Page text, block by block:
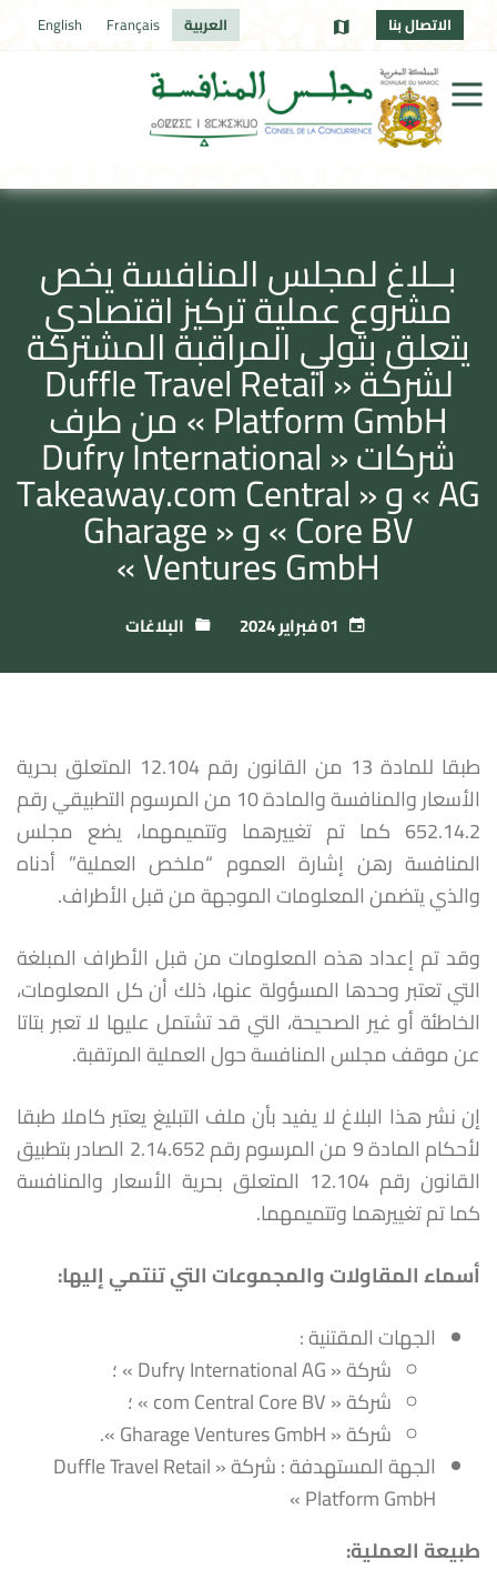
الاتصال بنا العربية Français
English
بــلاغ لمجلس المنافسة يخص
مشروع عملية تركيز اقتصادي
يتعلق بتولي المراقبة المشتركة
لشركة « Duffle Travel Retail
Platform GmbH » من طرف
شركات « Dufry International
AG » و « Takeaway.com Central
Core BV » و « Gharage
Ventures GmbH »
البلاغات
طبقا للمادة 13 من القانون رقم 12.104 المتعلق بحرية
الأسعار والمنافسة والمادة 10 من المرسوم التطبيقي رقم
652.14.2 كما تم تغييرهما وتتميمهما، يضع مجلس
المنافسة رهن إشارة العموم “ملخص العملية” أدناه
والذي يتضمن المعلومات الموجهة من قبل الأطراف.
وقد تم إعداد هذه المعلومات من قبل الأطراف المبلغة
التي تعتبر وحدها المسؤولة عنها، ذلك أن كل المعلومات،
الخاطئة أو غير الصحيحة، التي قد تشتمل عليها لا تعبر بتاتا
عن موقف مجلس المنافسة حول العملية المرتقبة.
إن نشر هذا البلاغ لا يفيد بأن ملف التبليغ يعتبر كاملا طبقا
لأحكام المادة 9 من المرسوم رقم 2.14.652 الصادر بتطبيق
القانون رقم 12.104 المتعلق بحرية الأسعار والمنافسة
كما تم تغييرهما وتتميمهما.
أسماء المقاولات والمجموعات التي تنتمي إليها:
الجهات المقتنية :
شركة « Dufry International AG » ؛
شركة « com Central Core BV » ؛
شركة « Gharage Ventures GmbH ».
الجهة المستهدفة : شركة « Duffle Travel Retail
Platform GmbH »
طبيعة العملية: